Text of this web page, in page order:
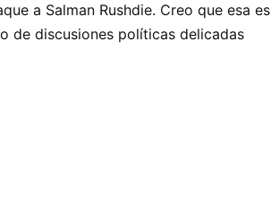
a Salman Rushdie. Creo que esa es
de discusiones políticas delicadas